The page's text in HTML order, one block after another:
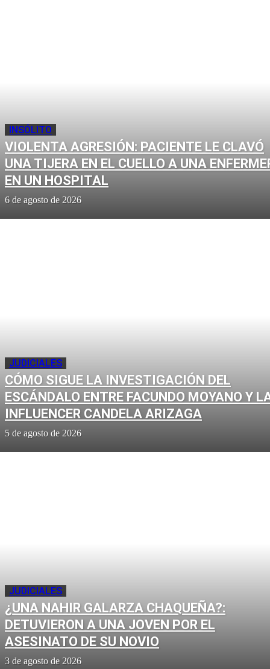
INSÓLITO
VIOLENTA AGRESIÓN: PACIENTE LE CLAVÓ
UNA TIJERA EN EL CUELLO A UNA
EN UN HOSPITAL
6 de agosto de 2026
JUDICIALES
CÓMO SIGUE LA INVESTIGACIÓN DEL
ESCÁNDALO ENTRE FACUNDO MOYANO Y
INFLUENCER CANDELA ARIZAGA
5 de agosto de 2026
JUDICIALES
¿UNA NAHIR GALARZA CHAQUEÑA?:
DETUVIERON A UNA JOVEN POR EL
ASESINATO DE SU NOVIO
3 de agosto de 2026